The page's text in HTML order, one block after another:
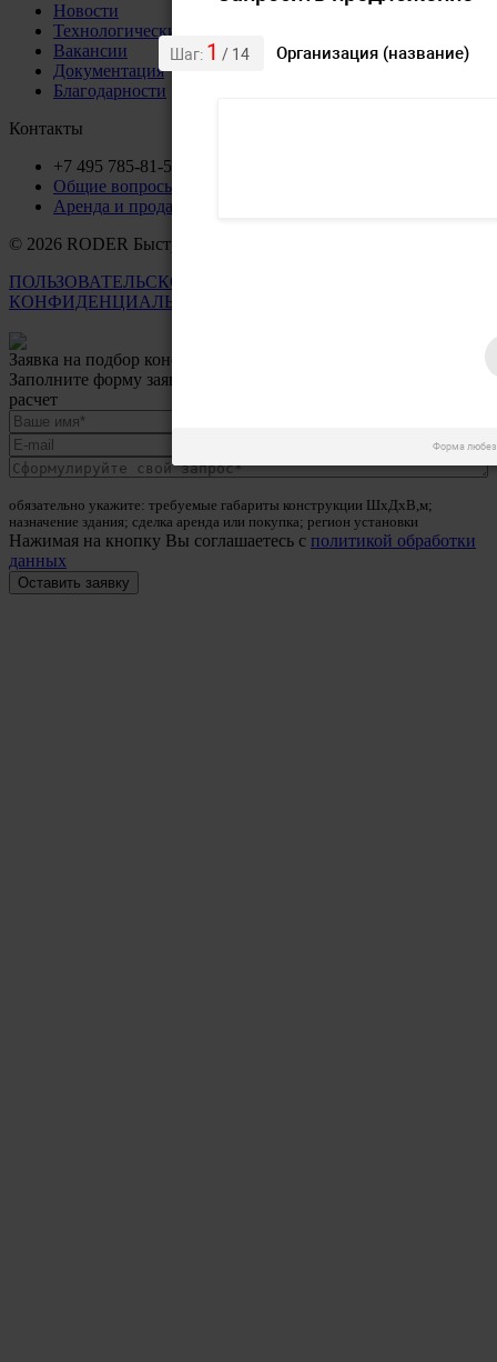
Новости
Технологические преимущества
Вакансии
Документация
Благодарности
Контакты
+7 495 785-81-57
Общие вопросы roder@roder.ru
Аренда и продажа sales@roder.ru
© 2026 RODER Быстровозводимые каркасные сооружения
ПОЛЬЗОВАТЕЛЬСКОЕ СОГЛАШЕНИЕ
КОНФИДЕНЦИАЛЬНОСТИ
Заявка на подбор конструкции родер
Заполните форму заявки, чтобы мы могли начать делать
расчет
обязательно укажите: требуемые габариты конструкции ШхДхВ,м;
назначение здания; сделка аренда или покупка; регион установки
Нажимая на кнопку Вы соглашаетесь с политикой обработки
данных